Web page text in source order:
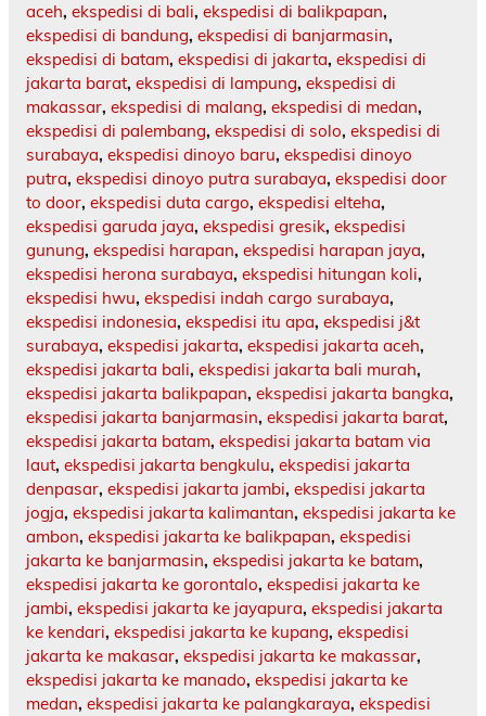
aceh, ekspedisi di bali, ekspedisi di balikpapan,
ekspedisi di bandung, ekspedisi di banjarmasin,
ekspedisi di batam, ekspedisi di jakarta, ekspedisi di
jakarta barat, ekspedisi di lampung, ekspedisi di
makassar, ekspedisi di malang, ekspedisi di medan,
ekspedisi di palembang, ekspedisi di solo, ekspedisi di
surabaya, ekspedisi dinoyo baru, ekspedisi dinoyo
putra, ekspedisi dinoyo putra surabaya, ekspedisi door
to door, ekspedisi duta cargo, ekspedisi elteha,
ekspedisi garuda jaya, ekspedisi gresik, ekspedisi
gunung, ekspedisi harapan, ekspedisi harapan jaya,
ekspedisi herona surabaya, ekspedisi hitungan koli,
ekspedisi hwu, ekspedisi indah cargo surabaya,
ekspedisi indonesia, ekspedisi itu apa, ekspedisi j&t
surabaya, ekspedisi jakarta, ekspedisi jakarta aceh,
ekspedisi jakarta bali, ekspedisi jakarta bali murah,
ekspedisi jakarta balikpapan, ekspedisi jakarta bangka,
ekspedisi jakarta banjarmasin, ekspedisi jakarta barat,
ekspedisi jakarta batam, ekspedisi jakarta batam via
laut, ekspedisi jakarta bengkulu, ekspedisi jakarta
denpasar, ekspedisi jakarta jambi, ekspedisi jakarta
jogja, ekspedisi jakarta kalimantan, ekspedisi jakarta ke
ambon, ekspedisi jakarta ke balikpapan, ekspedisi
jakarta ke banjarmasin, ekspedisi jakarta ke batam,
ekspedisi jakarta ke gorontalo, ekspedisi jakarta ke
jambi, ekspedisi jakarta ke jayapura, ekspedisi jakarta
ke kendari, ekspedisi jakarta ke kupang, ekspedisi
jakarta ke makasar, ekspedisi jakarta ke makassar,
ekspedisi jakarta ke manado, ekspedisi jakarta ke
medan, ekspedisi jakarta ke palangkaraya, ekspedisi